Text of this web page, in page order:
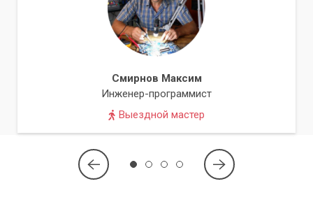
Смирнов Максим
Инженер-программист
Выездной мастер